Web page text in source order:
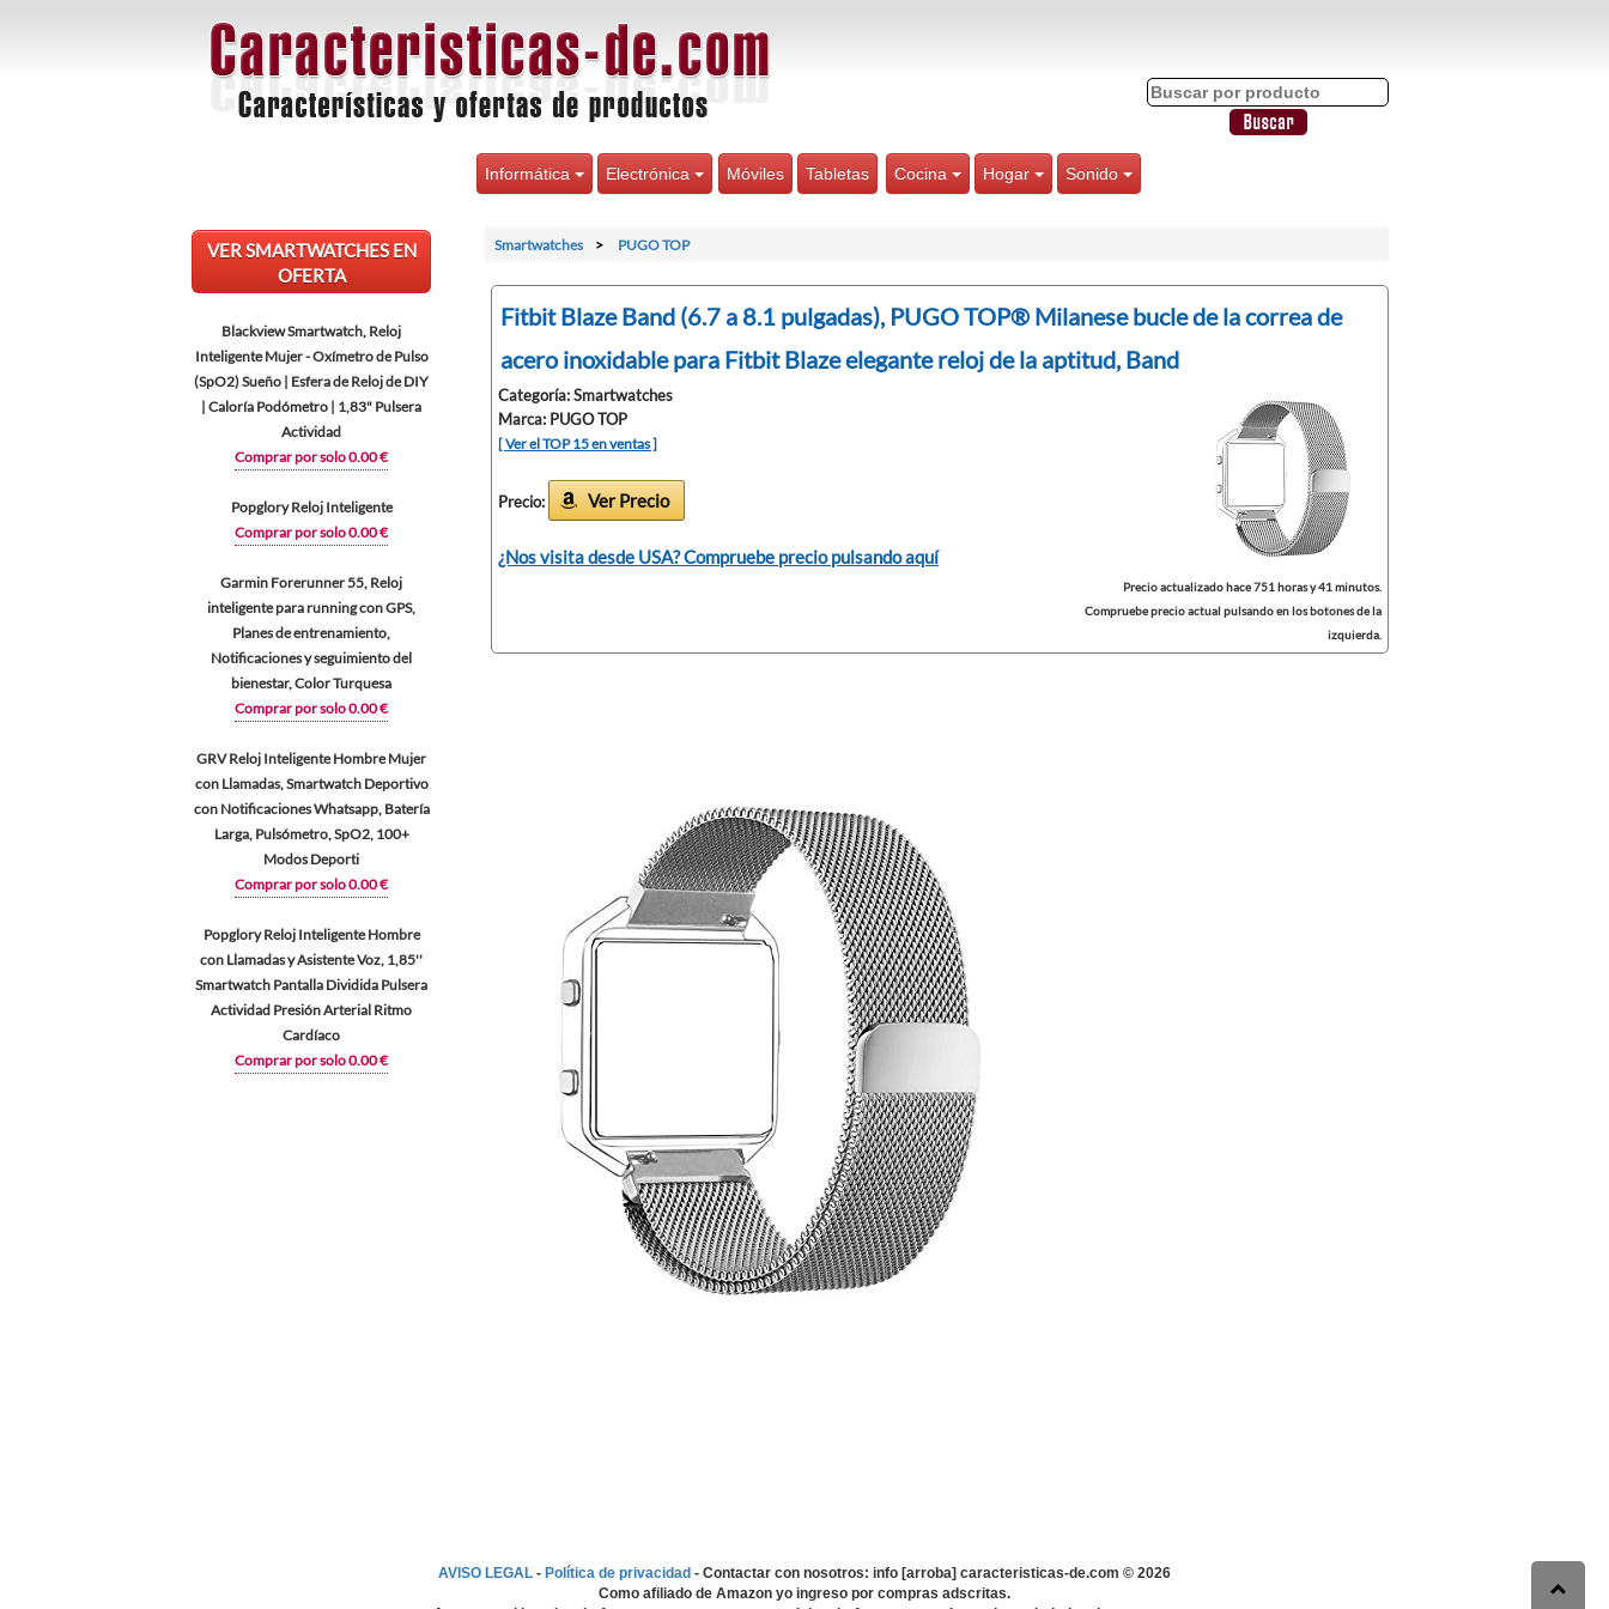
Informática Electrónica Móviles Tabletas Cocina Hogar Sonido
VER SMARTWATCHES EN
OFERTA
Blackview Smartwatch, Reloj
Inteligente Mujer - Oxímetro de Pulso
(SpO2) Sueño | Esfera de Reloj de DIY
| Caloría Podómetro | 1,83" Pulsera
Actividad
Comprar por solo 0.00 €
Popglory Reloj Inteligente
Comprar por solo 0.00 €
Garmin Forerunner 55, Reloj
inteligente para running con GPS,
Planes de entrenamiento,
Notificaciones y seguimiento del
bienestar, Color Turquesa
Comprar por solo 0.00 €
GRV Reloj Inteligente Hombre Mujer
con Llamadas, Smartwatch Deportivo
con Notificaciones Whatsapp, Batería
Larga, Pulsómetro, SpO2, 100+
Modos Deporti
Comprar por solo 0.00 €
Popglory Reloj Inteligente Hombre
con Llamadas y Asistente Voz, 1,85''
Smartwatch Pantalla Dividida Pulsera
Actividad Presión Arterial Ritmo
Cardíaco
Comprar por solo 0.00 €
Smartwatches PUGO TOP
Fitbit Blaze Band (6.7 a 8.1 pulgadas), PUGO TOP® Milanese bucle de la correa de
acero inoxidable para Fitbit Blaze elegante reloj de la aptitud, Band
Categoría: Smartwatches
Marca: PUGO TOP
[ Ver el TOP 15 en ventas ]
Precio: Ver Precio
¿Nos visita desde USA? Compruebe precio pulsando aquí
Precio actualizado hace 751 horas y 41 minutos.
Compruebe precio actual pulsando en los botones de la
izquierda.
AVISO LEGAL - Política de privacidad - Contactar con nosotros: info [arroba] caracteristicas-de.com © 2026
Como afiliado de Amazon yo ingreso por compras adscritas.